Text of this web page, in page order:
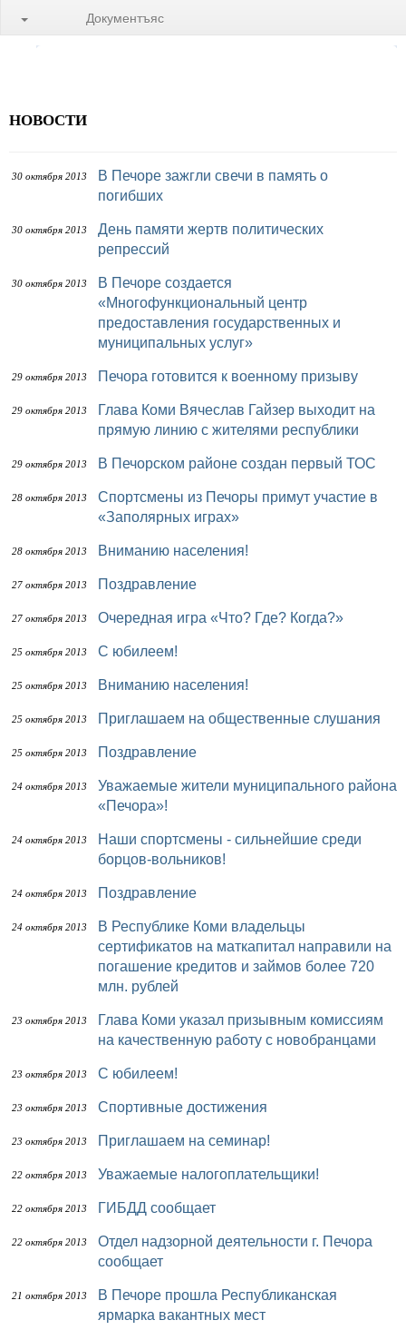
Документъяс
НОВОСТИ
30 октября 2013
В Печоре зажгли свечи в память о
погибших
30 октября 2013
День памяти жертв политических
репрессий
30 октября 2013
В Печоре создается
«Многофункциональный центр
предоставления государственных и
муниципальных услуг»
29 октября 2013 Печора готовится к военному призыву
29 октября 2013
Глава Коми Вячеслав Гайзер выходит на
прямую линию с жителями республики
29 октября 2013 В Печорском районе создан первый ТОС
28 октября 2013
Спортсмены из Печоры примут участие в
«Заполярных играх»
28 октября 2013 Вниманию населения!
27 октября 2013 Поздравление
27 октября 2013 Очередная игра «Что? Где? Когда?»
25 октября 2013 С юбилеем!
25 октября 2013 Вниманию населения!
25 октября 2013 Приглашаем на общественные слушания
25 октября 2013 Поздравление
24 октября 2013
Уважаемые жители муниципального района
«Печора»!
24 октября 2013
Наши спортсмены - сильнейшие среди
борцов-вольников!
24 октября 2013 Поздравление
24 октября 2013
В Республике Коми владельцы
сертификатов на маткапитал направили на
погашение кредитов и займов более 720
млн. рублей
23 октября 2013
Глава Коми указал призывным комиссиям
на качественную работу с новобранцами
23 октября 2013 С юбилеем!
23 октября 2013 Спортивные достижения
23 октября 2013 Приглашаем на семинар!
22 октября 2013 Уважаемые налогоплательщики!
22 октября 2013 ГИБДД сообщает
22 октября 2013
Отдел надзорной деятельности г. Печора
сообщает
21 октября 2013
В Печоре прошла Республиканская
ярмарка вакантных мест